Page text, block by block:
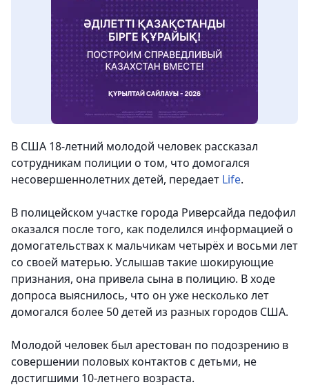
В США 18-летний молодой человек рассказал
сотрудникам полиции о том, что домогался
несовершеннолетних детей, передает Life.
В полицейском участке города Риверсайда педофил
оказался после того, как поделился информацией о
домогательствах к мальчикам четырёх и восьми лет
со своей матерью. Услышав такие шокирующие
признания, она привела сына в полицию. В ходе
допроса выяснилось, что он уже несколько лет
домогался более 50 детей из разных городов США.
Молодой человек был арестован по подозрению в
совершении половых контактов с детьми, не
достигшими 10-летнего возраста.